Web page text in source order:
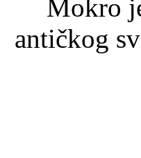
Mokro
antičkog